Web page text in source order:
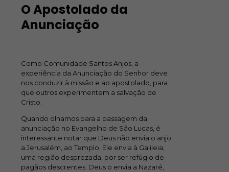
O Apostolado da
Anunciação
Como Comunidade Santos Anjos, a
experiência da Anunciação do Senhor deve
nos conduzir à missão e ao apostolado, para
que outros experimentem a salvação de
Cristo.
Quando olhamos para a passagem da
anunciação no Evangelho de São Lucas, é
interessante notar que Deus não envia o anjo
a Jerusalém, ao Templo. Ele envia à Galileia,
uma região desprezada, por ser refúgio de
pagãos descrentes. Deus o envia a Nazaré,